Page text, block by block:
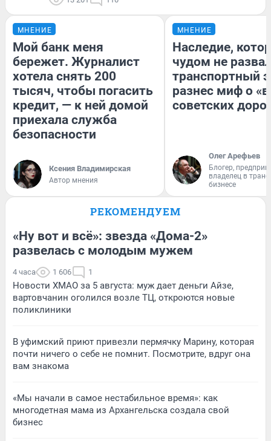
МНЕНИЕ
Мой банк меня
бережет. Журналист
хотела снять 200
тысяч, чтобы погасить
кредит, — к ней домой
приехала служба
безопасности
Ксения Владимирская
Автор мнения
МНЕНИЕ
Наследие,
чудом не
транспортный
разнес миф о
советских
Олег Арефьев
Блогер,
владелец в
бизнесе
РЕКОМЕНДУЕМ
«Ну вот и всё»: звезда «Дома-2»
развелась с молодым мужем
4 часа 1 606 1
Новости ХМАО за 5 августа: муж дает деньги Айзе,
вартовчанин оголился возле ТЦ, откроются новые
поликлиники
В уфимский приют привезли пермячку Марину, которая
почти ничего о себе не помнит. Посмотрите, вдруг она
вам знакома
«Мы начали в самое нестабильное время»: как
многодетная мама из Архангельска создала свой
бизнес